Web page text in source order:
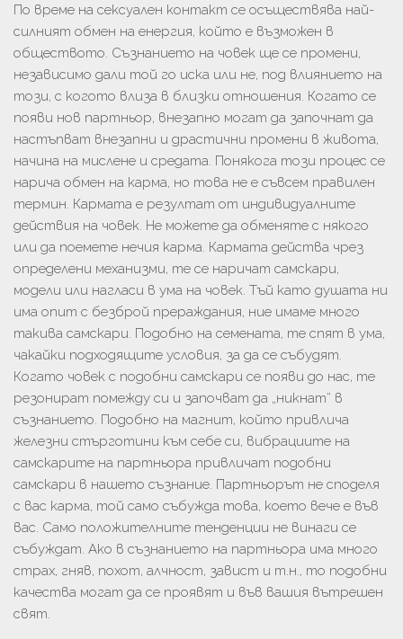
По време на сексуален контакт се осъществява най-
силният обмен на енергия, който е възможен в
обществото. Съзнанието на човек ще се промени,
независимо дали той го иска или не, под влиянието на
този, с когото влиза в близки отношения. Когато се
появи нов партньор, внезапно могат да започнат да
настъпват внезапни и драстични промени в живота,
начина на мислене и средата. Понякога този процес се
нарича обмен на карма, но това не е съвсем правилен
термин. Кармата е резултат от индивидуалните
действия на човек. Не можете да обменяте с някого
или да поемете нечия карма. Кармата действа чрез
определени механизми, те се наричат ​​самскари,
модели или нагласи в ума на човек. Тъй като душата ни
има опит с безброй прераждания, ние имаме много
такива самскари. Подобно на семената, те спят в ума,
чакайки подходящите условия, за да се събудят.
Когато човек с подобни самскари се появи до нас, те
резонират помежду си и започват да „никнат” в
съзнанието. Подобно на магнит, който привлича
железни стърготини към себе си, вибрациите на
самскарите на партньора привличат подобни
самскари в нашето съзнание. Партньорът не споделя
с вас карма, той само събужда това, което вече е във
вас. Само положителните тенденции не винаги се
събуждат. Ако в съзнанието на партньора има много
страх, гняв, похот, алчност, завист и т.н., то подобни
качества могат да се проявят и във вашия вътрешен
свят.